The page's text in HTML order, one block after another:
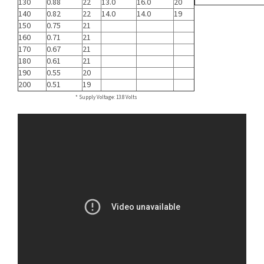
130
0.88 22 13.0 16.0
20
140
0.82 22 14.0 14.0
19
150
0.75
21
160
0.71
21
170
0.67
21
180
0.61
21
190
0.55
20
200
0.51 19
* Supply Voltage: 13.8 Volts